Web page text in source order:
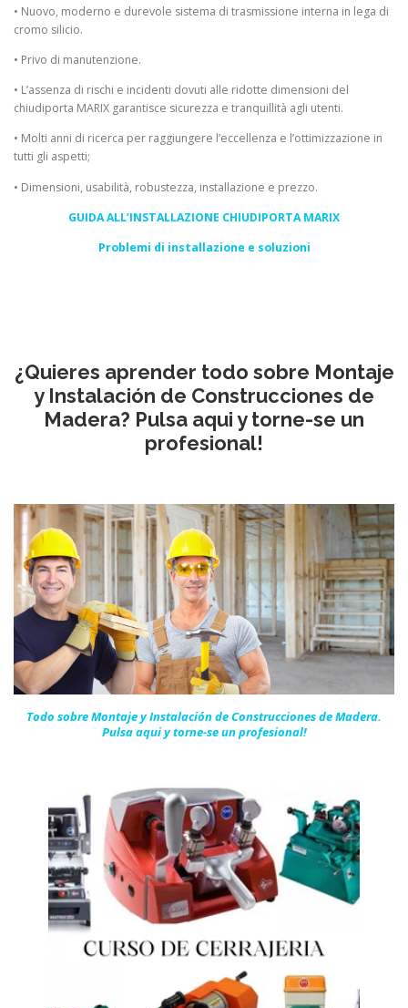
• Nuovo, moderno e durevole sistema di trasmissione interna in lega di
cromo silicio.
• Privo di manutenzione.
• L’assenza di rischi e incidenti dovuti alle ridotte dimensioni del
chiudiporta MARIX garantisce sicurezza e tranquillità agli utenti.
• Molti anni di ricerca per raggiungere l’eccellenza e l’ottimizzazione in
tutti gli aspetti;
• Dimensioni, usabilità, robustezza, installazione e prezzo.
GUIDA ALL’INSTALLAZIONE CHIUDIPORTA MARIX
Problemi di installazione e soluzioni
¿Quieres aprender todo sobre Montaje
y Instalación de Construcciones de
Madera? Pulsa aqui y torne-se un
profesional!
Todo sobre Montaje y Instalación de Construcciones de Madera.
Pulsa aqui y torne-se unprofesional!